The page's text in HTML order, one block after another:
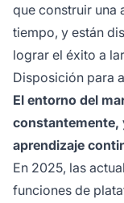
que construir una
tiempo, y están
lograr el éxito a
Disposición para
El entorno del
constantemente,
aprendizaje
En 2025, las
funciones de